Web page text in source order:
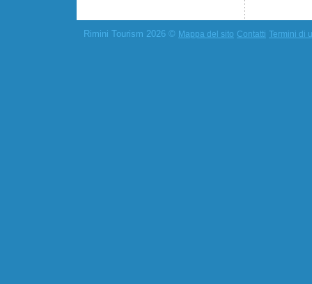
Rimini Tourism 2026 © Mappa del sito Contatti Termini di